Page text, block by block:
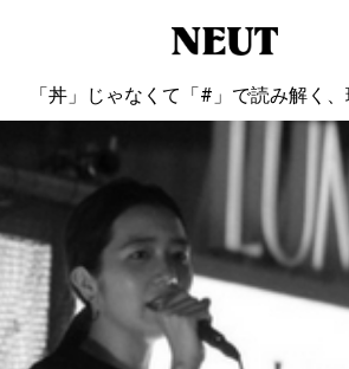
「丼」じゃなくて「#」で読み解く